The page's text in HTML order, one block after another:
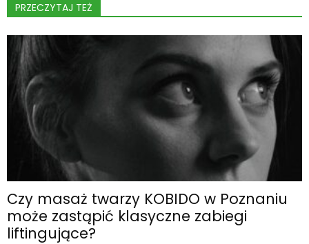
PRZECZYTAJ TEŻ
Czy masaż twarzy KOBIDO w Poznaniu
może zastąpić klasyczne zabiegi
liftingujące?